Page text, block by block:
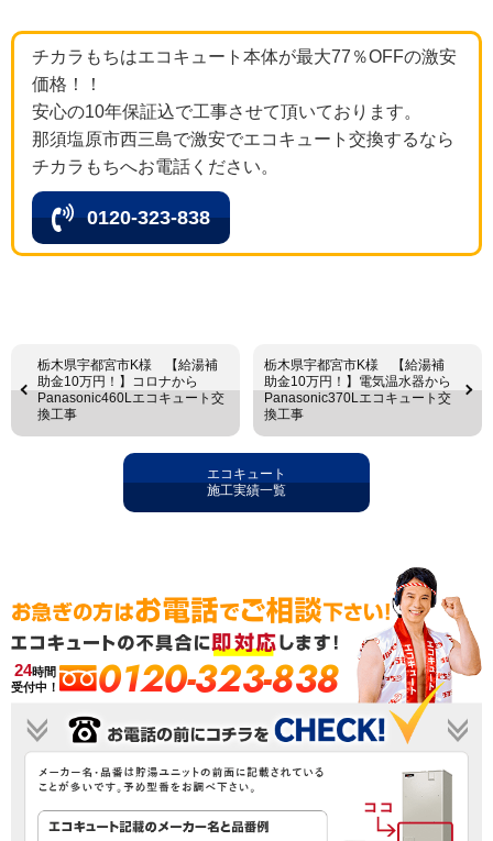
チカラもちはエコキュート本体が最大77％OFFの激安
価格！！
安心の10年保証込で工事させて頂いております。
那須塩原市西三島で激安でエコキュート交換するなら
チカラもちへお電話ください。
0120-323-838
栃木県宇都宮市K様 【給湯補
助金10万円！】コロナから
Panasonic460Lエコキュート交
換工事
栃木県宇都宮市K様 【給湯補
助金10万円！】電気温水器から
Panasonic370Lエコキュート交
換工事
エコキュート
施工実績一覧
24時間
受付中！
0120-323-838